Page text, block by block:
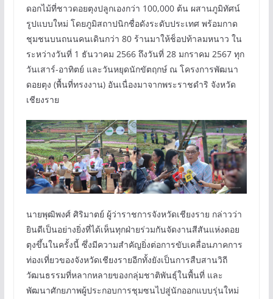
ดอกไม้ที่ชาวดอยตุงปลูกเองกว่า 100,000 ต้น ผสานภูมิทัศน์
รูปแบบใหม่ โดยภูมิสถาปนิกชื่อดังระดับประเทศ พร้อมกาด
ชุมชนบนถนนคนเดินกว่า 80 ร้านมาให้ช็อปท้าลมหนาว ใน
ระหว่างวันที่ 1 ธันวาคม 2566 ถึงวันที่ 28 มกราคม 2567 ทุก
วันเสาร์-อาทิตย์ และวันหยุดนักขัตฤกษ์ ณ โครงการพัฒนา
ดอยตุง (พื้นที่ทรงงาน) อันเนื่องมาจากพระราชดำริ จังหวัด
เชียงราย
นายพุฒิพงศ์ ศิริมาตย์ ผู้ว่าราชการจังหวัดเชียงราย กล่าวว่า
ยินดีเป็นอย่างยิ่งที่ได้เห็นทุกฝ่ายร่วมกันจัดงานสีสันแห่งดอย
ตุงขึ้นในครั้งนี้ ซึ่งมีความสำคัญยิ่งต่อการขับเคลื่อนภาคการ
ท่องเที่ยวของจังหวัดเชียงรายอีกทั้งยังเป็นการสืบสานวิถี
วัฒนธรรมที่หลากหลายของกลุ่มชาติพันธุ์ในพื้นที่ และ
พัฒนาศักยภาพผู้ประกอบการชุมซนไปสู่นักออกแบบรุ่นใหม่